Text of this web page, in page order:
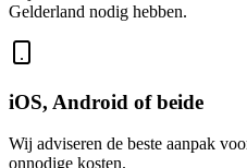
Gelderland nodig hebben.
iOS, Android of beide
Wij adviseren de beste aanpak
onnodige kosten.